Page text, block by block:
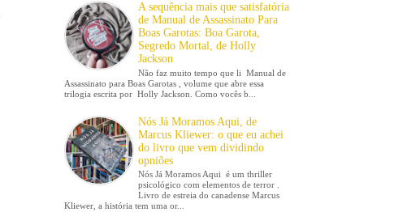
A sequência mais que satisfatória
de Manual de Assassinato Para
Boas Garotas: Boa Garota,
Segredo Mortal, de Holly
Jackson
Não faz muito tempo que li Manual de
Assassinato para Boas Garotas , volume que abre essa
trilogia escrita por Holly Jackson. Como vocês b...
Nós Já Moramos Aqui, de
Marcus Kliewer: o que eu achei
do livro que vem dividindo
opniões
Nós Já Moramos Aqui é um thriller
psicológico com elementos de terror .
Livro de estreia do canadense Marcus
Kliewer, a história tem uma or...